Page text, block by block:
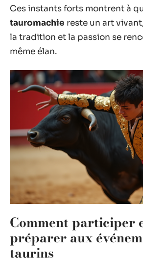
Ces instants forts montrent à
tauromachie reste un art
la tradition et la passion se
même élan.
Comment participer
préparer aux
taurins